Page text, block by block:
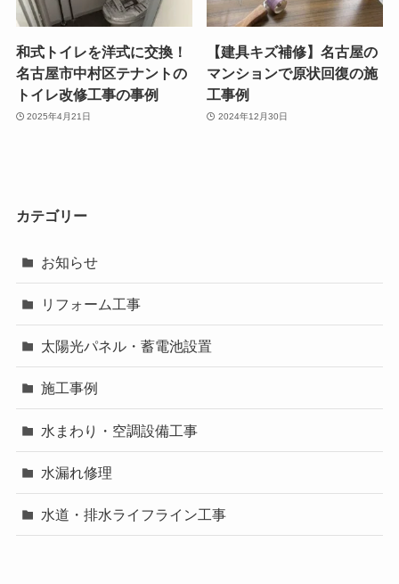
和式トイレを洋式に交換！
名古屋市中村区テナントの
トイレ改修工事の事例
2025年4月21日
【建具キズ補修】名古屋の
マンションで原状回復の施
工事例
2024年12月30日
カテゴリー
お知らせ
リフォーム工事
太陽光パネル・蓄電池設置
施工事例
水まわり・空調設備工事
水漏れ修理
水道・排水ライフライン工事